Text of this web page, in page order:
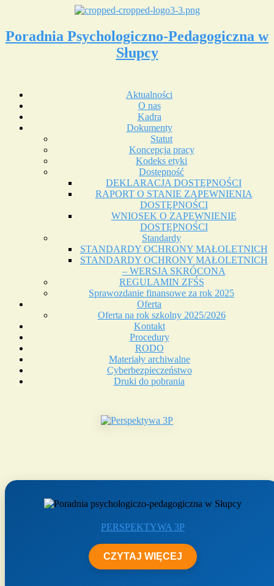
Poradnia Psychologiczno-Pedagogiczna w
Słupcy
Aktualności
O nas
Kadra
Dokumenty
Statut
Koncepcja pracy
Kodeks etyki
Dostępność
DEKLARACJA DOSTĘPNOŚCI
RAPORT O STANIE ZAPEWNIENIA
DOSTĘPNOŚCI
WNIOSEK O ZAPEWNIENIE
DOSTĘPNOŚCI
Standardy
STANDARDY OCHRONY MAŁOLETNICH
STANDARDY OCHRONY MAŁOLETNICH
– WERSJA SKRÓCONA
REGULAMIN ZFŚS
Sprawozdanie finansowe za rok 2025
Oferta
Oferta na rok szkolny 2025/2026
Kontakt
Procedury
RODO
Materiały archiwalne
Cyberbezpieczeństwo
Druki do pobrania
PERSPEKTYWA 3P
CZYTAJ WIĘCEJ